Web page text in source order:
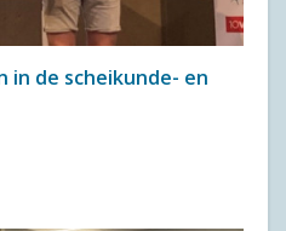
in de scheikunde- en